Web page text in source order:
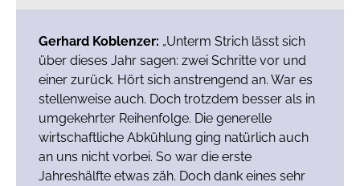
Gerhard Koblenzer: „Unterm Strich lässt sich
über dieses Jahr sagen: zwei Schritte vor und
einer zurück. Hört sich anstrengend an. War es
stellenweise auch. Doch trotzdem besser als in
umgekehrter Reihenfolge. Die generelle
wirtschaftliche Abkühlung ging natürlich auch
an uns nicht vorbei. So war die erste
Jahreshälfte etwas zäh. Doch dank eines sehr